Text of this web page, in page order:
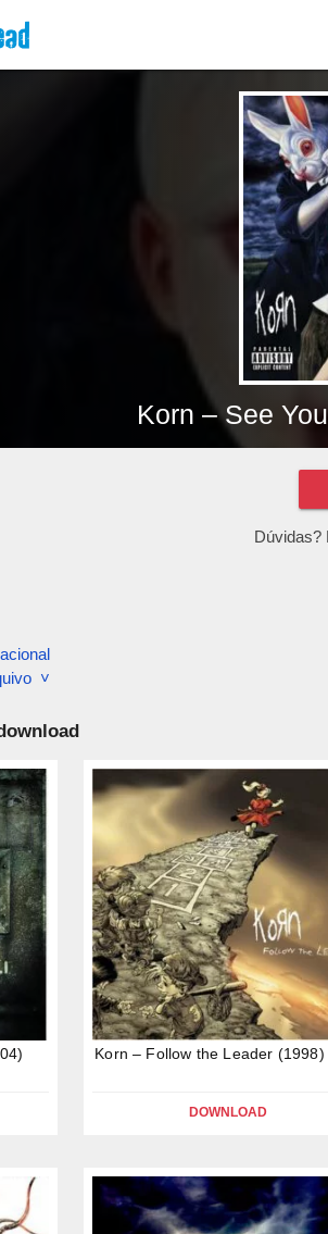
Korn – See
Dúvidas?
˅
Korn – Follow the Leader (1998)
DOWNLOAD